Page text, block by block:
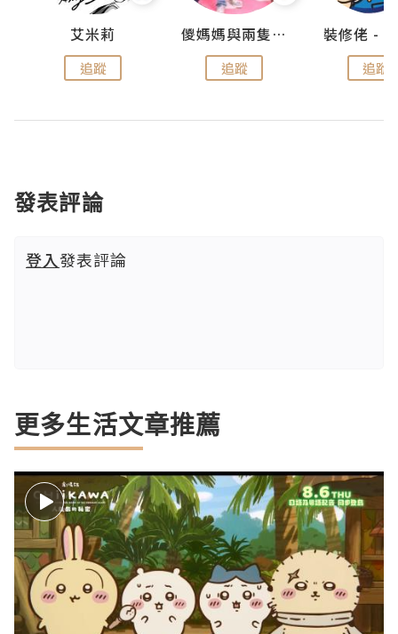
艾米莉
追蹤
儍媽媽與兩隻小魔怪之家
追蹤 追蹤
發表評論
登入發表評論
更多生活文章推薦